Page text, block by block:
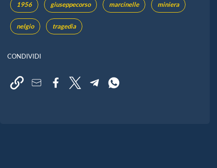
1956 giuseppecorso marcinelle miniera
nelgio tragedia
CONDIVIDI